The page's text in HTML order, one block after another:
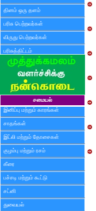
தினம் ஒரு தளம்
பரிசு பெற்றவர்கள்
விருது பெற்றவர்கள்
பரிசுத்திட்டம்
சமையல்
இனிப்பு மற்றும் காரங்கள்
சாதங்கள்
இட்லி மற்றும் தோசைகள்
குழம்பு மற்றும் ரசம்
கீரை
பச்சடி மற்றும் கூட்டு
சட்னி
துவையல்